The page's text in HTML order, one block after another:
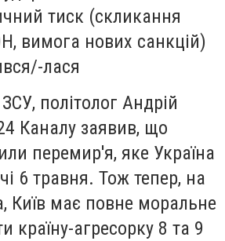
тиск (скликання
вимога нових санкцій)
лася
політолог Андрій
Каналу заявив, що
перемир'я, яке Україна
6 травня. Тож тепер, на
Київ має повне моральне
країну-агресорку 8 та 9